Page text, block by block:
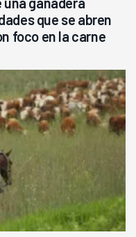
que se abren
foco en la carne